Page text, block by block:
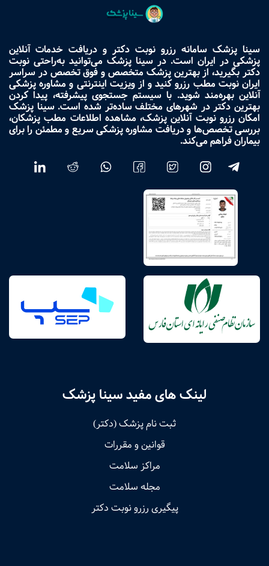
سینا پزشک سامانه رزرو نوبت دکتر و دریافت خدمات آنلاین
پزشکی در ایران است. در سینا پزشک می‌توانید به‌راحتی نوبت
دکتر بگیرید، از بهترین پزشک متخصص و فوق تخصص در سراسر
ایران نوبت مطب رزرو کنید و از ویزیت اینترنتی و مشاوره پزشکی
آنلاین بهره‌مند شوید. با سیستم جستجوی پیشرفته، پیدا کردن
بهترین دکتر در شهرهای مختلف ساده‌تر شده است. سینا پزشک
امکان رزرو نوبت آنلاین پزشک، مشاهده اطلاعات مطب پزشکان،
بررسی تخصص‌ها و دریافت مشاوره پزشکی سریع و مطمئن را برای
بیماران فراهم می‌کند.
لینک های مفید سینا پزشک
ثبت نام پزشک (دکتر)
قوانین و مقررات
مراکز سلامت
مجله سلامت
پیگیری رزرو نوبت دکتر